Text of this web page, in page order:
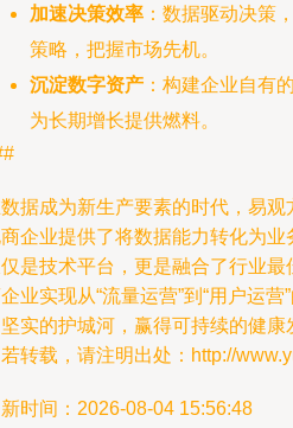
加速决策效率 ：数据驱动决策
策略，把握市场先机。
沉淀数字资产 ：构建企业自有
为长期增长提供燃料。
据成为新生产要素的时代，易
企业提供了将数据能力转化为
是技术平台，更是融合了行业
业实现从“流量运营”到“用户运
实的护城河，赢得可持续的健康
转载，请注明出处：http://
时间：2026-08-04 15:56:48